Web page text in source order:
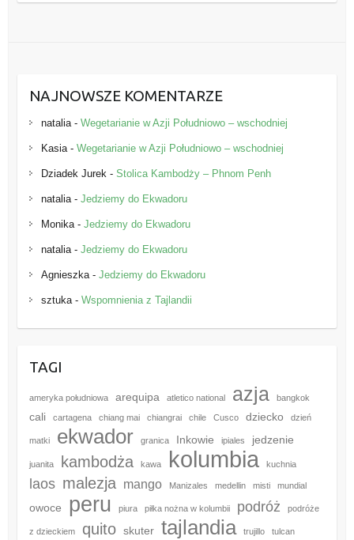
NAJNOWSZE KOMENTARZE
natalia- Wegetarianie w Azji Południowo – wschodniej
Kasia- Wegetarianie w Azji Południowo – wschodniej
Dziadek Jurek - Stolica Kambodży – Phnom Penh
natalia- Jedziemy do Ekwadoru
Monika- Jedziemy do Ekwadoru
natalia- Jedziemy do Ekwadoru
Agnieszka- Jedziemy do Ekwadoru
sztuka- Wspomnienia z Tajlandii
TAGI
ameryka południowa arequipa atletico national azja bangkok
cali cartagena chiang mai chiangrai chile Cusco dziecko dzień
matki ekwador granica Inkowie ipiales jedzenie
juanita kambodża kawa kolumbia kuchnia
laos malezja mango Manizales medellin misti mundial
owoce peru piura piłka nożna w kolumbii podróż podróże
z dzieckiem quito skuter tajlandia trujillo tulcan